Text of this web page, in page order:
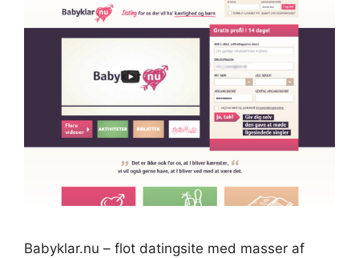
Babyklar.nu – flot datingsite med masser af